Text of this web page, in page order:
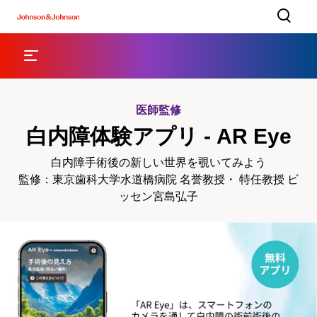
医師監修
白内障体験アプリ - AR Eye
白内障手術後の新しい世界を覗いてみよう
監修：東京歯科大学水道橋病院 名誉教授・ 特任教授 ビ
ッセン宮島弘子